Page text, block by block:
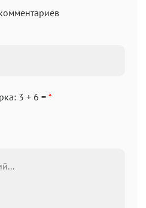
3 + 6 = *